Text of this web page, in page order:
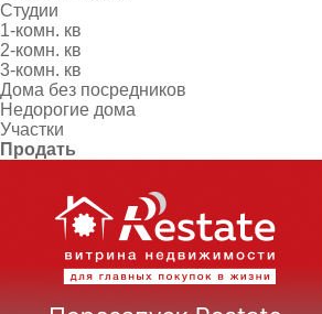
Студии
1-комн. кв
2-комн. кв
3-комн. кв
Дома без посредников
Недорогие дома
Участки
Продать